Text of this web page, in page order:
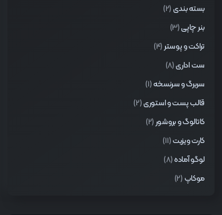
بسته بندی (2)
بنر چاپی(3)
تراکت و پوستر(4)
ست اداری(8)
سربرگ و سرنسخه(1)
قالب پست و استوری(2)
کاتالوگ و بروشور(2)
کارت ویزیت(11)
لوگو آماده(8)
موکاپ (2)